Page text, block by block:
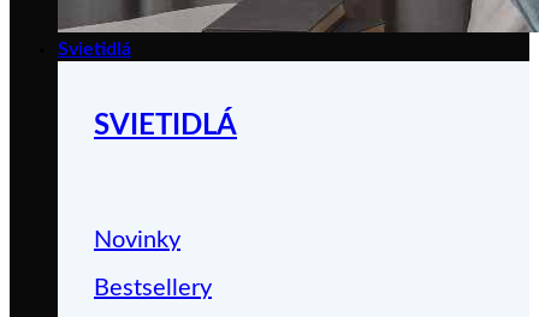
Svietidlá
SVIETIDLÁ
Novinky
Bestsellery